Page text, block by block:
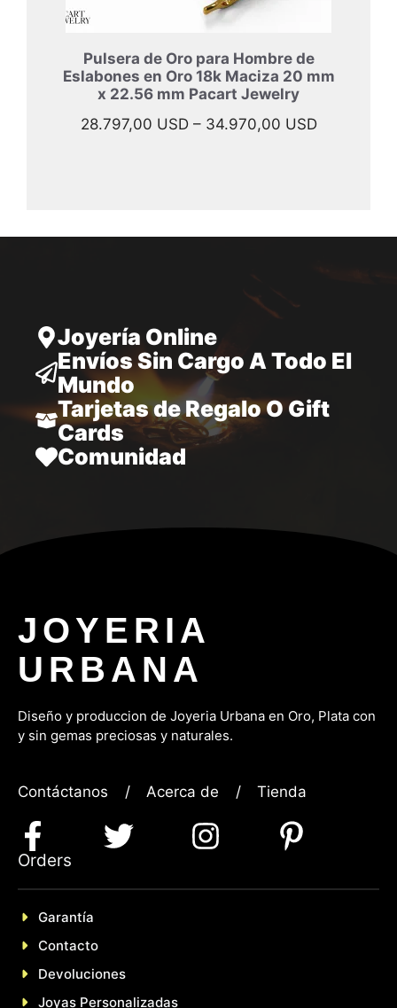
Pulsera de Oro para Hombre de
Eslabones en Oro 18k Maciza 20 mm
x 22.56 mm Pacart Jewelry
28.797,00 USD – 34.970,00 USDRango
hasta
Joyería Online
Envíos Sin Cargo A Todo El
Mundo
Tarjetas de Regalo O Gift
Cards
Comunidad
JOYERIA
URBANA
Diseño y produccion de Joyeria Urbana en Oro, Plata con
y sin gemas preciosas y naturales.
Contáctanos / Acerca de / Tienda
Orders
Garantía
Contacto
Devoluciones
Joyas Personalizadas